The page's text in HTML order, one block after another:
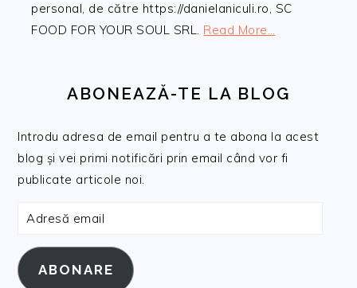
personal, de către https://danielaniculi.ro, SC
FOOD FOR YOUR SOUL SRL. Read More…
ABONEAZĂ-TE LA BLOG
Introdu adresa de email pentru a te abona la acest
blog și vei primi notificări prin email când vor fi
publicate articole noi.
Adresă
ABONARE